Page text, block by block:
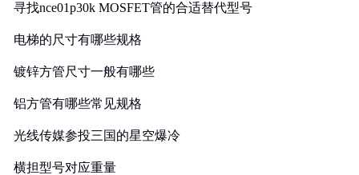
寻找nce01p30k MOSFET管的合适替代型号
电梯的尺寸有哪些规格
镀锌方管尺寸一般有哪些
铝方管有哪些常见规格
光线传媒参投三国的星空爆冷
横担型号对应重量